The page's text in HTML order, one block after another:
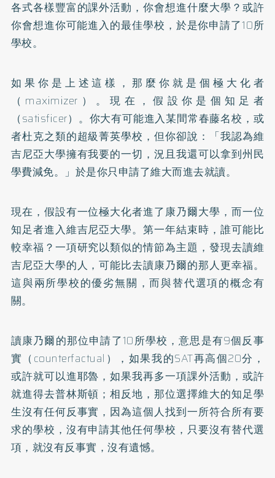
各式各樣豐富的課外活動，你會想進什麼大學？或許
你會想進你可能進入的最佳學校，於是你申請了10所
學校。
如果你是上述這樣，那麼你就是個極大化者
（maximizer）。現在，假設你是個知足者
（satisficer）。你大有可能進入某間常春藤名校，或
者杜克之類的超級菁英學校，但你卻說：「我認為維
吉尼亞大學擁有我要的一切，況且我還可以拿到州民
學費減免。」於是你只申請了維大而進去就讀。
現在，假設有一位極大化者進了康乃爾大學，而一位
知足者進入維吉尼亞大學。第一年結束時，誰可能比
較幸福？一項研究以類似的情節為主題，發現去讀維
吉尼亞大學的人，可能比去讀康乃爾的那人更幸福。
這與兩所學校的優劣無關，而與替代選項的概念有
關。
讀康乃爾的那位申請了10所學校，意思是有9個反事
實（counterfactual），如果我的SAT再高個20分，
或許就可以進耶魯，如果我再多一項課外活動，或許
就進得去普林斯頓；相反地，那位選擇維大的知足學
生沒有任何反事實，因為這個人找到一所符合所有要
求的學校，沒有申請其他任何學校，只要沒有替代選
項，就沒有反事實，沒有遺憾。